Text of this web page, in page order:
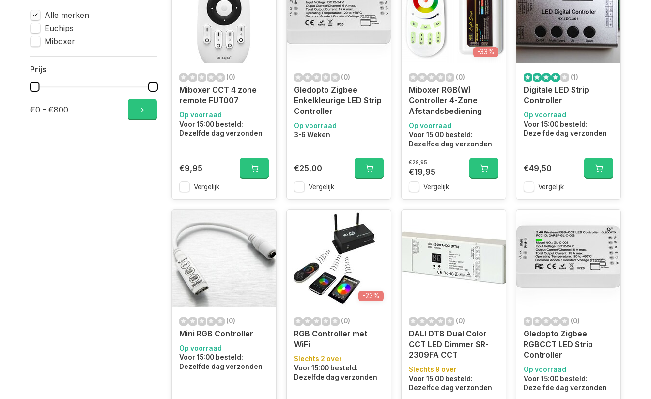
Alle merken
Euchips
Miboxer
Prijs
€0 - €800
(0)
Miboxer CCT 4 zone
remote FUT007
Op voorraad
Voor 15:00 besteld:
Dezelfde dag verzonden
€9,95
Vergelijk
(0)
Gledopto Zigbee
Enkelkleurige LED Strip
Controller
Op voorraad
3-6 Weken
€25,00
Vergelijk
-33%
(0)
Miboxer RGB(W)
Controller 4-Zone
Afstandsbediening
Op voorraad
Voor 15:00 besteld:
Dezelfde dag verzonden
€29,95
€19,95
Vergelijk
(1)
Digitale LED Strip
Controller
Op voorraad
Voor 15:00 besteld:
Dezelfde dag verzonden
€49,50
Vergelijk
(0)
Mini RGB Controller
Op voorraad
Voor 15:00 besteld:
Dezelfde dag verzonden
-23%
(0)
RGB Controller met
WiFi
Slechts 2 over
Voor 15:00 besteld:
Dezelfde dag verzonden
(0)
DALI DT8 Dual Color
CCT LED Dimmer SR-
2309FA CCT
Slechts 9 over
Voor 15:00 besteld:
Dezelfde dag verzonden
(0)
Gledopto Zigbee
RGBCCT LED Strip
Controller
Op voorraad
Voor 15:00 besteld:
Dezelfde dag verzonden